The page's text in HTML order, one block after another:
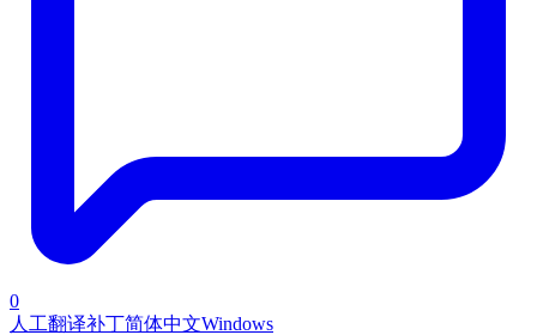
0
人工翻译补丁简体中文Windows